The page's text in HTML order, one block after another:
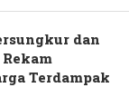
dan
Terdampak